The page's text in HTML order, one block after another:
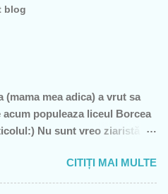
blog
(mama mea adica) a vrut sa
populeaza liceul Borcea
Nu sunt vreo ziaristă
a PCR, câteva luni în 1989,
de după 1989-, nu sunt
CITIȚI MAI MULTE